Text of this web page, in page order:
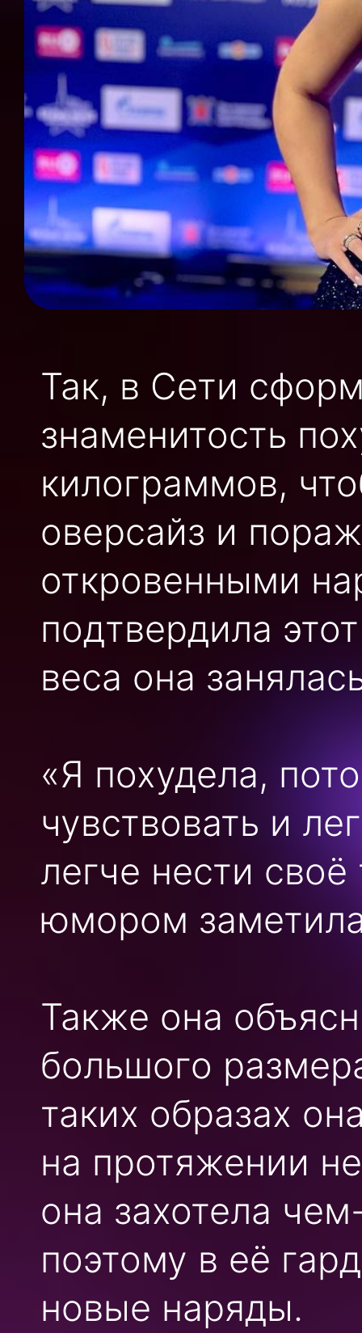
Так, в Сети
знаменитость
килограммов,
оверсайз и
откровенными
подтвердила
веса она
«Я похудела,
чувствовать и
легче нести
юмором
Также она
большого
таких образах
на протяжении
она захотела
поэтому в её
новые наряды.